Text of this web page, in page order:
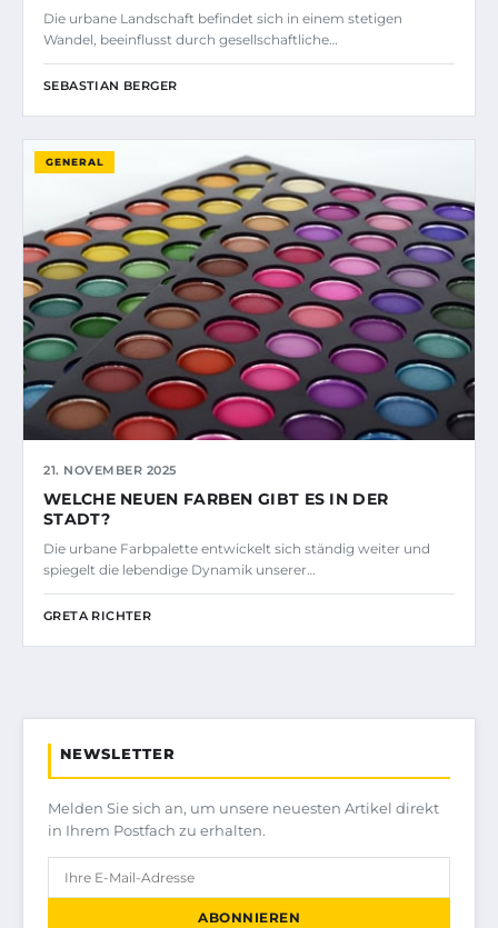
Die urbane Landschaft befindet sich in einem stetigen
Wandel, beeinflusst durch gesellschaftliche…
SEBASTIAN BERGER
GENERAL
21. NOVEMBER 2025
WELCHE NEUEN FARBEN GIBT ES IN DER
STADT?
Die urbane Farbpalette entwickelt sich ständig weiter und
spiegelt die lebendige Dynamik unserer…
GRETA RICHTER
NEWSLETTER
Melden Sie sich an, um unsere neuesten Artikel direkt
in Ihrem Postfach zu erhalten.
ABONNIEREN